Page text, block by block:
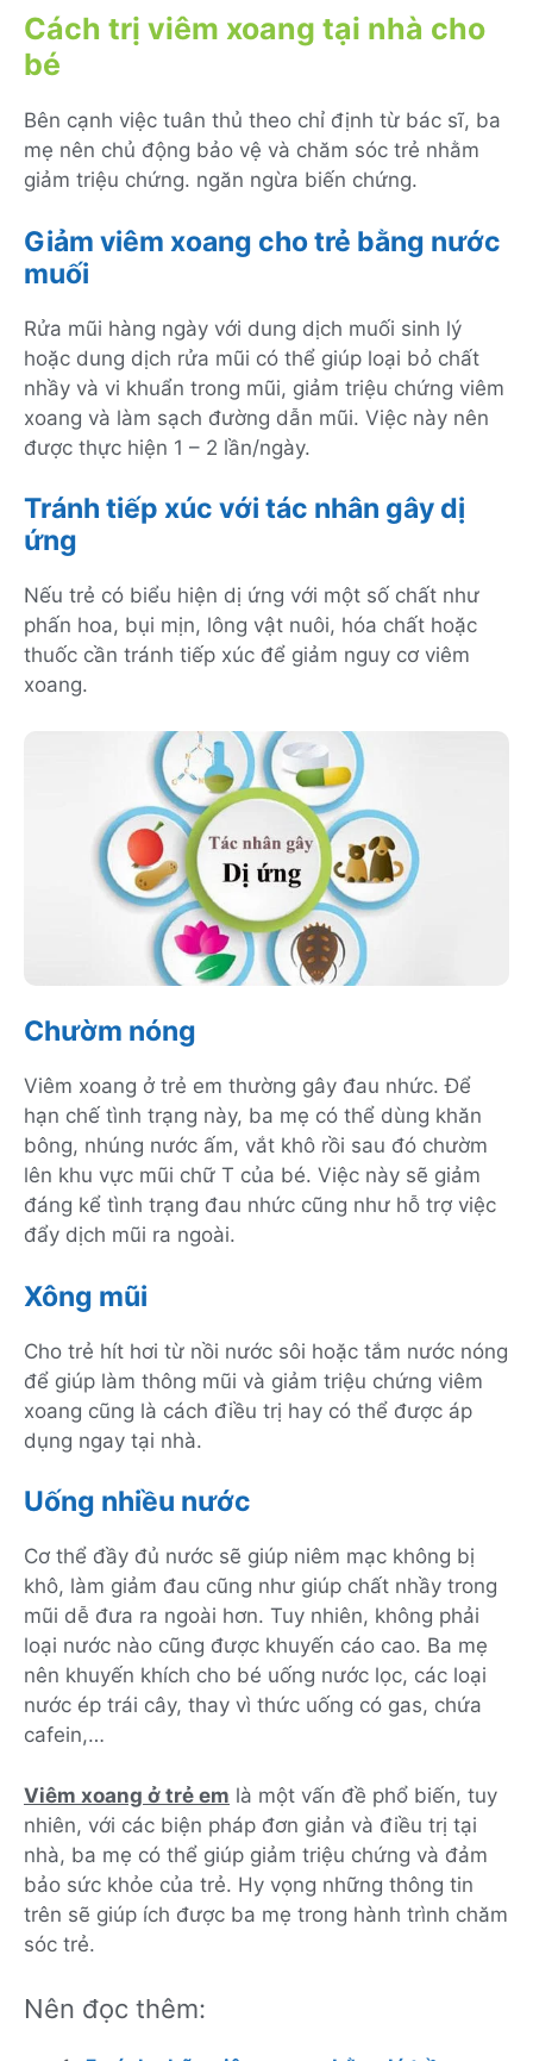
Cách trị viêm xoang tại nhà cho
bé
Bên cạnh việc tuân thủ theo chỉ định từ bác sĩ, ba
mẹ nên chủ động bảo vệ và chăm sóc trẻ nhằm
giảm triệu chứng. ngăn ngừa biến chứng.
Giảm viêm xoang cho trẻ bằng nước
muối
Rửa mũi hàng ngày với dung dịch muối sinh lý
hoặc dung dịch rửa mũi có thể giúp loại bỏ chất
nhầy và vi khuẩn trong mũi, giảm triệu chứng viêm
xoang và làm sạch đường dẫn mũi. Việc này nên
được thực hiện 1 – 2 lần/ngày.
Tránh tiếp xúc với tác nhân gây dị
ứng
Nếu trẻ có biểu hiện dị ứng với một số chất như
phấn hoa, bụi mịn, lông vật nuôi, hóa chất hoặc
thuốc cần tránh tiếp xúc để giảm nguy cơ viêm
xoang.
Chườm nóng
Viêm xoang ở trẻ em thường gây đau nhức. Để
hạn chế tình trạng này, ba mẹ có thể dùng khăn
bông, nhúng nước ấm, vắt khô rồi sau đó chườm
lên khu vực mũi chữ T của bé. Việc này sẽ giảm
đáng kể tình trạng đau nhức cũng như hỗ trợ việc
đẩy dịch mũi ra ngoài.
Xông mũi
Cho trẻ hít hơi từ nồi nước sôi hoặc tắm nước nóng
để giúp làm thông mũi và giảm triệu chứng viêm
xoang cũng là cách điều trị hay có thể được áp
dụng ngay tại nhà.
Uống nhiều nước
Cơ thể đầy đủ nước sẽ giúp niêm mạc không bị
khô, làm giảm đau cũng như giúp chất nhầy trong
mũi dễ đưa ra ngoài hơn. Tuy nhiên, không phải
loại nước nào cũng được khuyến cáo cao. Ba mẹ
nên khuyến khích cho bé uống nước lọc, các loại
nước ép trái cây, thay vì thức uống có gas, chứa
cafein,…
Viêm xoang ở trẻ em là một vấn đề phổ biến, tuy
nhiên, với các biện pháp đơn giản và điều trị tại
nhà, ba mẹ có thể giúp giảm triệu chứng và đảm
bảo sức khỏe của trẻ. Hy vọng những thông tin
trên sẽ giúp ích được ba mẹ trong hành trình chăm
sóc trẻ.
Nên đọc thêm: